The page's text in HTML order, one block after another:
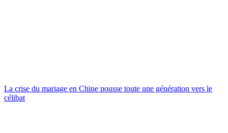
La crise du mariage en Chine pousse toute une génération vers le
célibat